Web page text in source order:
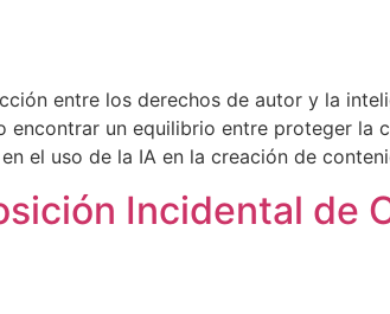
entre los derechos de autor y la
encontrar un equilibrio entre proteger la
el uso de la IA en la creación de
Incidental de